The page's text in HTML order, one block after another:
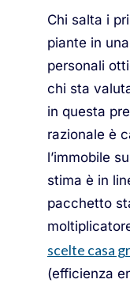
Chi salta i
piante in
personali
chi sta
in questa
razionale è
l’immobile
stima è in
pacchetto
scelte casa
(efficienza